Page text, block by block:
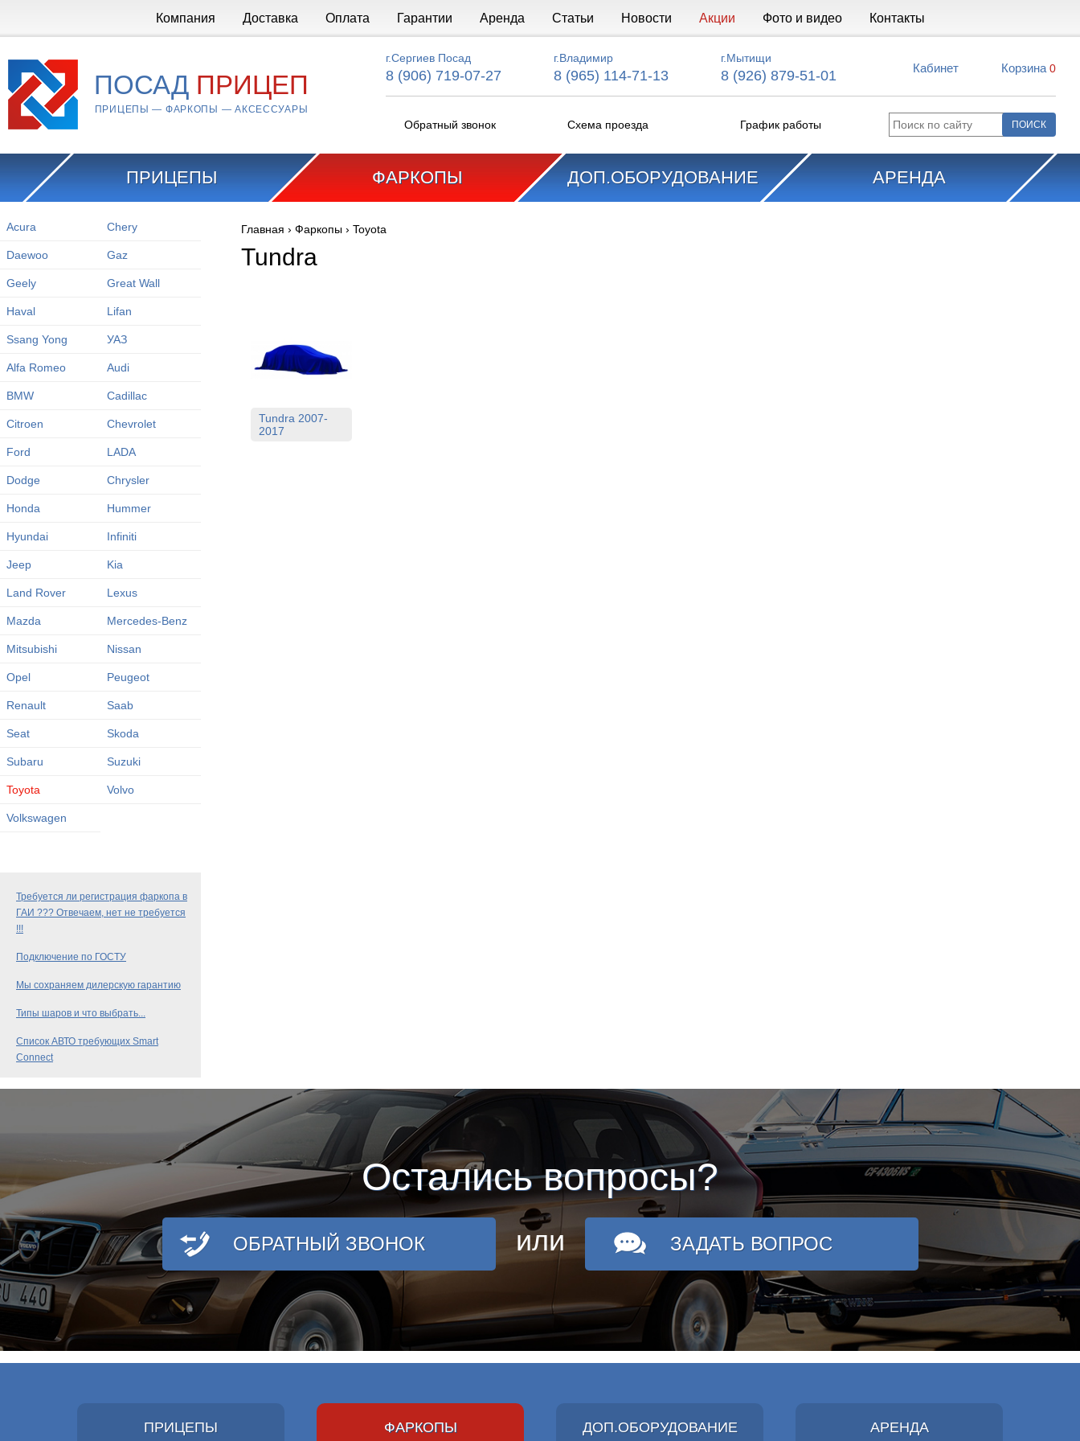
Компания Доставка Оплата Гарантии Аренда Статьи Новости Акции Фото и видео Контакты
ПОСАД ПРИЦЕП
ПРИЦЕПЫ — ФАРКОПЫ — АКСЕССУАРЫ
г.Сергиев Посад
8 (906) 719-07-27
г.Владимир
8 (965) 114-71-13
г.Мытищи
8 (926) 879-51-01 Кабинет Корзина 0
Обратный звонок Схема проезда График работы
ПРИЦЕПЫ ФАРКОПЫ ДОП.ОБОРУДОВАНИЕ АРЕНДА
Acura Chery
Daewoo Gaz
Geely Great Wall
Haval Lifan
Ssang Yong УАЗ
Alfa Romeo Audi
BMW Cadillac
Citroen Chevrolet
Ford LADA
Dodge Chrysler
Honda Hummer
Hyundai Infiniti
Jeep Kia
Land Rover Lexus
Mazda Mercedes-Benz
Mitsubishi Nissan
Opel Peugeot
Renault Saab
Seat Skoda
Subaru Suzuki
Toyota Volvo
Volkswagen
Требуется ли регистрация фаркопа в
ГАИ ??? Отвечаем, нет не требуется
!!!
Подключение по ГОСТУ
Мы сохраняем дилерскую гарантию
Типы шаров и что выбрать...
Список АВТО требующих Smart
Connect
Вы здесь
Главная › Фаркопы › Toyota
Tundra
Tundra 2007-
2017
Остались вопросы?
ОБРАТНЫЙ ЗВОНОК или ЗАДАТЬ ВОПРОС
ПРИЦЕПЫ ФАРКОПЫ ДОП.ОБОРУДОВАНИЕ АРЕНДА